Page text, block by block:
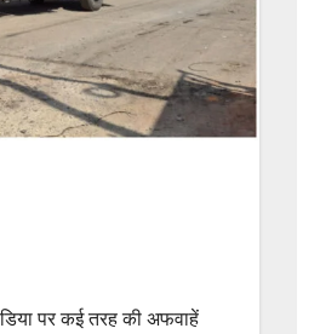
पर कई तरह की अफवाहें